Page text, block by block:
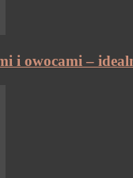
i owocami –